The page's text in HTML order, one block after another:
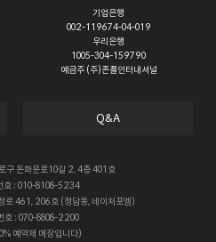
기업은행
002-119674-04-019
우리은행
1005-304-159790
예금주 (주)존폴인터내셔널
Q&A
구 돈화문로10길 2, 4층 401호
호 : 010-8108-5234
로 461, 206호 (청담동, 네이처포엠)
호 : 070-8808-2200
예약제 매장입니다)